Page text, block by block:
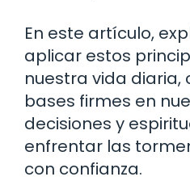
En este artículo,
aplicar estos
nuestra vida
bases firmes en
decisiones y
enfrentar las
con confianza.